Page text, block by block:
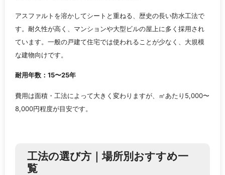
アスファルトを溶かしてシートと重ねる、歴史の長い防水工法で
す。耐久性が高く、マンションや大型ビルの屋上に多く採用され
ています。一般の戸建て住宅では使われることが少なく、大規模
な建物向けです。
耐用年数：15〜25年
費用は面積・工法によって大きく変わりますが、㎡あたり5,000〜
8,000円程度が目安です。
工法の選び方｜場所別おすすめ一
覧